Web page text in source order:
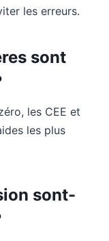
les erreurs.
sont
les CEE et
les plus
sont-